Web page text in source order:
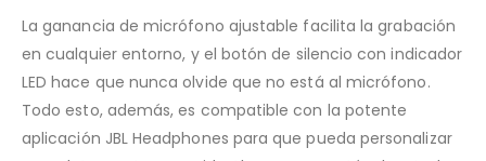
La ganancia de micrófono ajustable facilita la grabación
en cualquier entorno, y el botón de silencio con indicador
LED hace que nunca olvide que no está al micrófono.
Todo esto, además, es compatible con la potente
aplicación JBL Headphones para que pueda personalizar